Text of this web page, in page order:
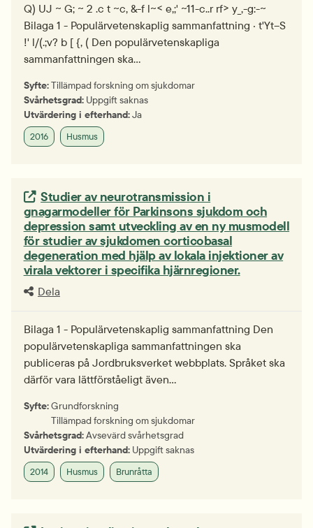
Q) UJ ~ G; ~ 2 .c t ~c, &-f l~< e,;' ~11-c..r rf> y_,-g:-~
Bilaga 1 - Populärvetenskaplig sammanfattning · t'Yt--S
!' l/(.;v? b [ {, ( Den populärvetenskapliga
sammanfattningen ska…
Syfte:Tillämpad forskning om sjukdomar
Svårhetsgrad: Uppgift saknas
Utvärdering i efterhand:Ja
2016 Husmus
Extern länk.
Studier av neurotransmission i
gnagarmodeller för Parkinsons sjukdom och
depression samt utveckling av en ny musmodell
för studier av sjukdomen corticobasal
degeneration med hjälp av lokala injektioner av
virala vektorer i specifika hjärnregioner.
Dela
Bilaga 1 - Populärvetenskaplig sammanfattning Den
populärvetenskapliga sammanfattningen ska
publiceras på Jordbruksverket webbplats. Språket ska
därför vara lättförståeligt även…
Syfte:Grundforskning
Tillämpad forskning om sjukdomar
Svårhetsgrad:Avsevärd svårhetsgrad
Utvärdering i efterhand: Uppgift saknas
2014 Husmus Brunråtta